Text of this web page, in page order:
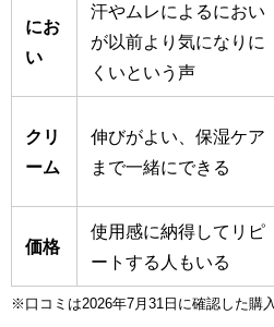
にお
い
汗やムレによるにおい
が以前より気になりに
くいという声
クリ
ーム
伸びがよい、保湿ケア
まで一緒にできる
価格
使用感に納得してリピ
ートする人もいる
※口コミは2026年7月31日に確認した購